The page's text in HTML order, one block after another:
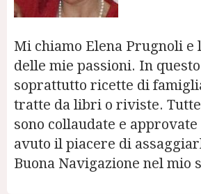
Mi chiamo Elena Prugnoli e
delle mie passioni. In
soprattutto ricette di
tratte da libri o riviste.
sono collaudate e approvate
avuto il piacere di
Buona Navigazione nel mio